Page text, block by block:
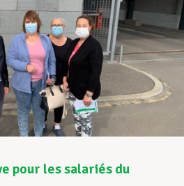
pour les salariés du